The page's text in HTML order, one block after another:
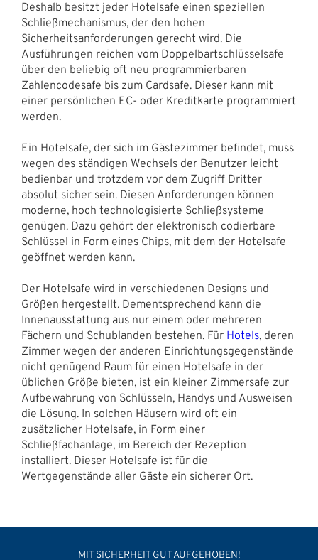
Deshalb besitzt jeder Hotelsafe einen speziellen
Schließmechanismus, der den hohen
Sicherheitsanforderungen gerecht wird. Die
Ausführungen reichen vom Doppelbartschlüsselsafe
über den beliebig oft neu programmierbaren
Zahlencodesafe bis zum Cardsafe. Dieser kann mit
einer persönlichen EC- oder Kreditkarte programmiert
werden.
Ein Hotelsafe, der sich im Gästezimmer befindet, muss
wegen des ständigen Wechsels der Benutzer leicht
bedienbar und trotzdem vor dem Zugriff Dritter
absolut sicher sein. Diesen Anforderungen können
moderne, hoch technologisierte Schließsysteme
genügen. Dazu gehört der elektronisch codierbare
Schlüssel in Form eines Chips, mit dem der Hotelsafe
geöffnet werden kann.
Der Hotelsafe wird in verschiedenen Designs und
Größen hergestellt. Dementsprechend kann die
Innenausstattung aus nur einem oder mehreren
Fächern und Schublanden bestehen. Für Hotels, deren
Zimmer wegen der anderen Einrichtungsgegenstände
nicht genügend Raum für einen Hotelsafe in der
üblichen Größe bieten, ist ein kleiner Zimmersafe zur
Aufbewahrung von Schlüsseln, Handys und Ausweisen
die Lösung. In solchen Häusern wird oft ein
zusätzlicher Hotelsafe, in Form einer
Schließfachanlage, im Bereich der Rezeption
installiert. Dieser Hotelsafe ist für die
Wertgegenstände aller Gäste ein sicherer Ort.
MIT SICHERHEIT GUT AUFGEHOBEN!